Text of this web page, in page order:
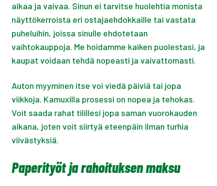
aikaa ja vaivaa. Sinun ei tarvitse huolehtia monista
näyttökerroista eri ostajaehdokkaille tai vastata
puheluihin, joissa sinulle ehdotetaan
vaihtokauppoja. Me hoidamme kaiken puolestasi, ja
kaupat voidaan tehdä nopeasti ja vaivattomasti.
Auton myyminen itse voi viedä päiviä tai jopa
viikkoja. Kamuxilla prosessi on nopea ja tehokas.
Voit saada rahat tilillesi jopa saman vuorokauden
aikana, joten voit siirtyä eteenpäin ilman turhia
viivästyksiä.
Paperityöt ja rahoituksen maksu